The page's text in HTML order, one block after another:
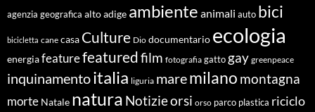
agenzia geografica alto adige ambiente animali auto bici
bicicletta cane casa Culture Dio documentario ecologia
energiafeaturefeaturedfilm fotografia gatto gay greenpeace
inquinamentoitalia liguria maremilano montagna
morte Natale natura Notizieorsi orso parco plastica riciclo